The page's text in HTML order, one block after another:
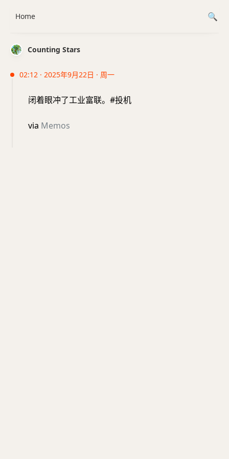
Counting Stars
02:12 · 2025年9月22日 · 周一
闭着眼冲了工业富联。#投机
via Memos
Home